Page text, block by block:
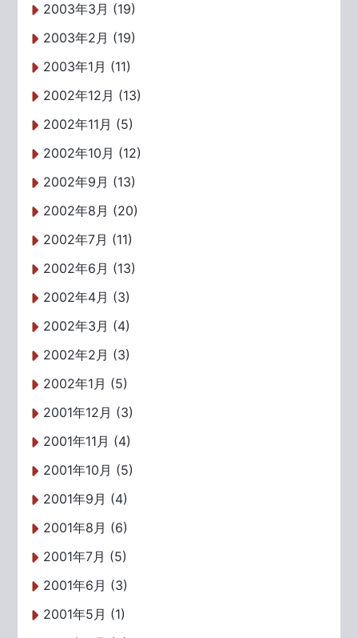
2003年3月 (19)
2003年2月 (19)
2003年1月 (11)
2002年12月 (13)
2002年11月 (5)
2002年10月 (12)
2002年9月 (13)
2002年8月 (20)
2002年7月 (11)
2002年6月 (13)
2002年4月 (3)
2002年3月 (4)
2002年2月 (3)
2002年1月 (5)
2001年12月 (3)
2001年11月 (4)
2001年10月 (5)
2001年9月 (4)
2001年8月 (6)
2001年7月 (5)
2001年6月 (3)
2001年5月 (1)